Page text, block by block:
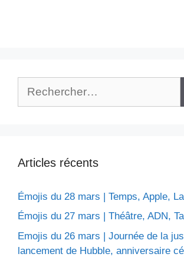
Articles récents
Émojis du 28 mars | Temps, Apple,
Émojis du 27 mars | Théâtre, ADN,
Emojis du 26 mars | Journée de la
lancement de Hubble, anniversaire